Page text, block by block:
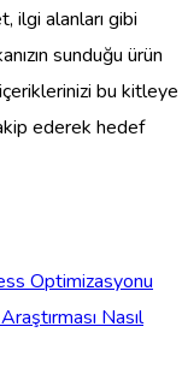
ilgi alanları gibi
sunduğu ürün
bu kitleye
ederek hedef
Optimizasyonu
Nasıl